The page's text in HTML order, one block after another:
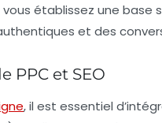
établissez une base
et des
PPC et SEO
, il est essentiel